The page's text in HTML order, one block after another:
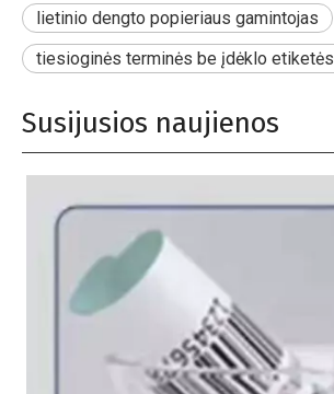
lietinio dengto popieriaus gamintojas
tiesioginės terminės be įdėklo etiketės
Susijusios naujienos